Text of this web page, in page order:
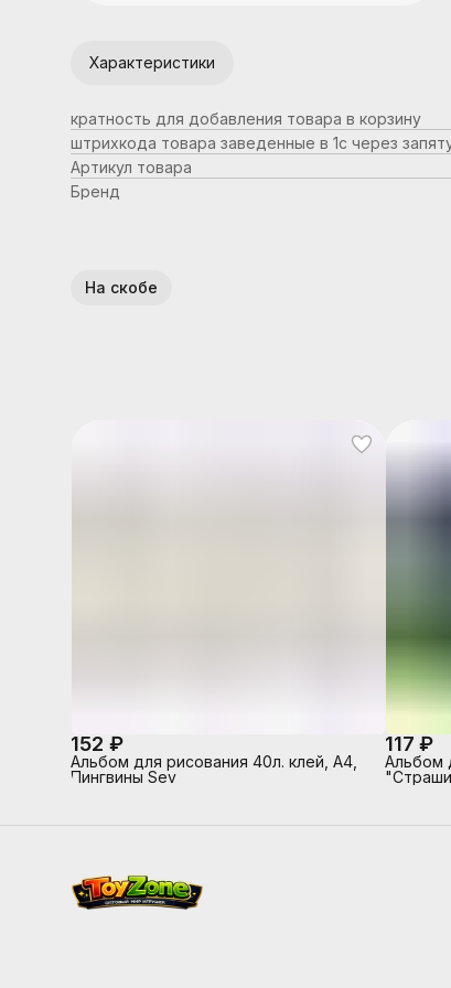
Характеристики
кратность для добавления товара в корзину
штрихкода товара заведенные в 1с через
Артикул товара
Бренд
На скобе
152 ₽
Альбом для рисования 40л. клей, А4,
Пингвины Sev
117 ₽
Альбом